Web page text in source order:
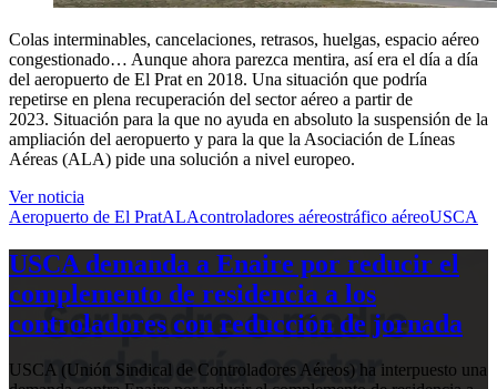
Colas interminables, cancelaciones, retrasos, huelgas, espacio aéreo
congestionado… Aunque ahora parezca mentira, así era el día a día
del aeropuerto de El Prat en 2018. Una situación que podría
repetirse en plena recuperación del sector aéreo a partir de
2023. Situación para la que no ayuda en absoluto la suspensión de la
ampliación del aeropuerto y para la que la Asociación de Líneas
Aéreas (ALA) pide una solución a nivel europeo.
Ver noticia
Aeropuerto de El PratALAcontroladores aéreostráfico aéreoUSCA
USCA demanda a Enaire por reducir el
complemento de residencia a los
controladores con reducción de jornada
USCA (Unión Sindical de Controladores Aéreos) ha interpuesto una